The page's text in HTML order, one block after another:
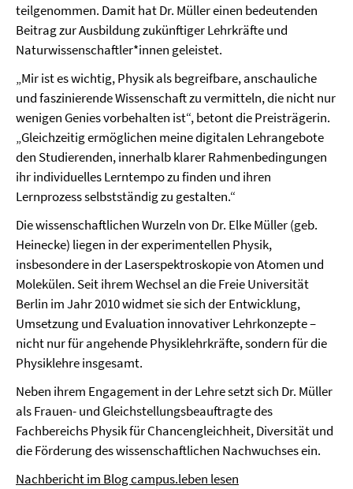
teilgenommen. Damit hat Dr. Müller einen bedeutenden
Beitrag zur Ausbildung zukünftiger Lehrkräfte und
Naturwissenschaftler*innen geleistet.
„Mir ist es wichtig, Physik als begreifbare, anschauliche
und faszinierende Wissenschaft zu vermitteln, die nicht nur
wenigen Genies vorbehalten ist“, betont die Preisträgerin.
„Gleichzeitig ermöglichen meine digitalen Lehrangebote
den Studierenden, innerhalb klarer Rahmenbedingungen
ihr individuelles Lerntempo zu finden und ihren
Lernprozess selbstständig zu gestalten.“
Die wissenschaftlichen Wurzeln von Dr. Elke Müller (geb.
Heinecke) liegen in der experimentellen Physik,
insbesondere in der Laserspektroskopie von Atomen und
Molekülen. Seit ihrem Wechsel an die Freie Universität
Berlin im Jahr 2010 widmet sie sich der Entwicklung,
Umsetzung und Evaluation innovativer Lehrkonzepte –
nicht nur für angehende Physiklehrkräfte, sondern für die
Physiklehre insgesamt.
Neben ihrem Engagement in der Lehre setzt sich Dr. Müller
als Frauen- und Gleichstellungsbeauftragte des
Fachbereichs Physik für Chancengleichheit, Diversität und
die Förderung des wissenschaftlichen Nachwuchses ein.
Nachbericht im Blog campus.leben lesen